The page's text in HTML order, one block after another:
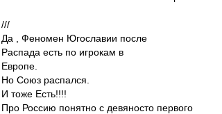
///
Да , Феномен Югославии после
Распада есть по игрокам в
Европе.
Но Союз распался.
И тоже Есть!!!!
Про Россию понятно с девяносто первого